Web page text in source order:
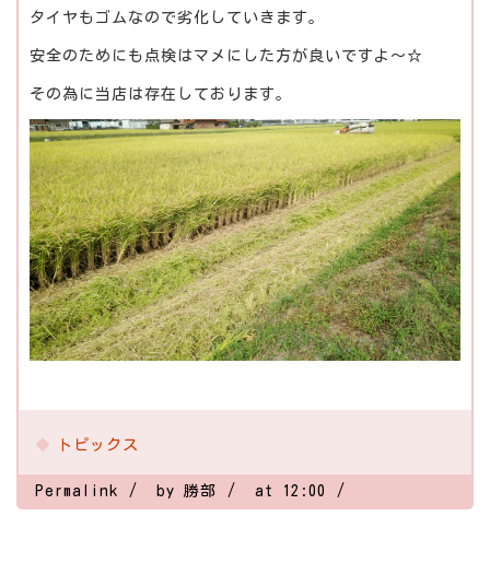
タイヤもゴムなので劣化していきます。
安全のためにも点検はマメにした方が良いですよ～☆
その為に当店は存在しております。
トピックス
Permalink by 勝部 at 12:00